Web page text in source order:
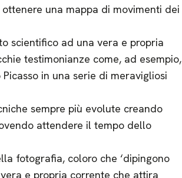
una mappa di movimenti dei
scientifico ad una vera e propria
testimonianze come, ad esempio,
in una serie di meravigliosi
sempre più evolute creando
attendere il tempo dello
fotografia, coloro che ‘dipingono
e propria corrente che attira